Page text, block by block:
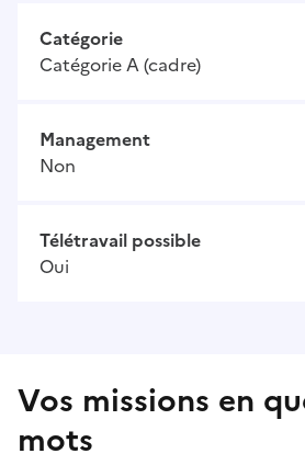
Catégorie
Catégorie A (cadre)
Management
Non
Télétravail possible
Oui
Vos missions en
mots